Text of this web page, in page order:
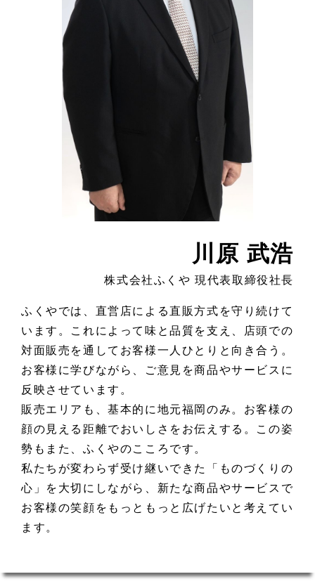
川原 武浩
株式会社ふくや 現代表取締役社長
ふくやでは、直営店による直販方式を守り続けて
います。これによって味と品質を支え、店頭での
対面販売を通してお客様一人ひとりと向き合う。
お客様に学びながら、ご意見を商品やサービスに
反映させています。
販売エリアも、基本的に地元福岡のみ。お客様の
顔の見える距離でおいしさをお伝えする。この姿
勢もまた、ふくやのこころです。
私たちが変わらず受け継いできた「ものづくりの
心」を大切にしながら、新たな商品やサービスで
お客様の笑顔をもっともっと広げたいと考えてい
ます。